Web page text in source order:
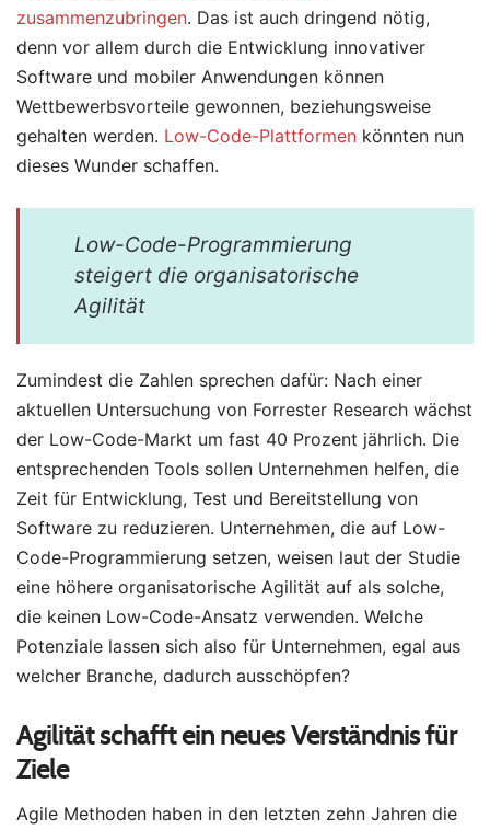
zusammenzubringen. Das ist auch dringend nötig,
denn vor allem durch die Entwicklung innovativer
Software und mobiler Anwendungen können
Wettbewerbsvorteile gewonnen, beziehungsweise
gehalten werden. Low-Code-Plattformen könnten nun
dieses Wunder schaffen.
Low-Code-Programmierung
steigert die organisatorische
Agilität
Zumindest die Zahlen sprechen dafür: Nach einer
aktuellen Untersuchung von Forrester Research wächst
der Low-Code-Markt um fast 40 Prozent jährlich. Die
entsprechenden Tools sollen Unternehmen helfen, die
Zeit für Entwicklung, Test und Bereitstellung von
Software zu reduzieren. Unternehmen, die auf Low-
Code-Programmierung setzen, weisen laut der Studie
eine höhere organisatorische Agilität auf als solche,
die keinen Low-Code-Ansatz verwenden. Welche
Potenziale lassen sich also für Unternehmen, egal aus
welcher Branche, dadurch ausschöpfen?
Agilität schafft ein neues Verständnis für
Ziele
Agile Methoden haben in den letzten zehn Jahren die